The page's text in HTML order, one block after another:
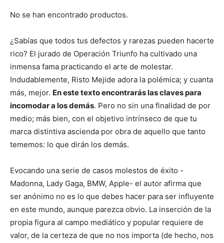
No se han encontrado productos.
¿Sabías que todos tus defectos y rarezas pueden hacerte
rico? El jurado de Operación Triunfo ha cultivado una
inmensa fama practicando el arte de molestar.
Indudablemente, Risto Mejide adora la polémica; y cuanta
más, mejor. En este texto encontrarás las claves para
incomodar a los demás. Pero no sin una finalidad de por
medio; más bien, con el objetivo intrínseco de que tu
marca distintiva ascienda por obra de aquello que tanto
tememos: lo que dirán los demás.
Evocando una serie de casos molestos de éxito -
Madonna, Lady Gaga, BMW, Apple- el autor afirma que
ser anónimo no es lo que debes hacer para ser influyente
en este mundo, aunque parezca obvio. La inserción de la
propia figura al campo mediático y popular requiere de
valor, de la certeza de que no nos importa (de hecho, nos